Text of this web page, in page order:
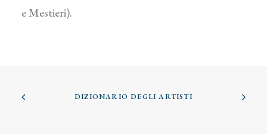
e Mestieri).
DIZIONARIO DEGLI ARTISTI